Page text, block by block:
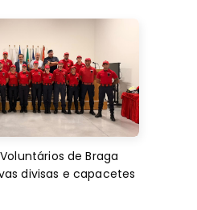
de Braga
divisas e capacetes